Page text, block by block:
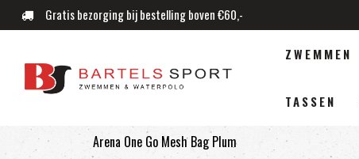
Gratis bezorging bij bestelling boven €60,-
ZWEMMEN
TASSEN
Arena One Go Mesh Bag Plum